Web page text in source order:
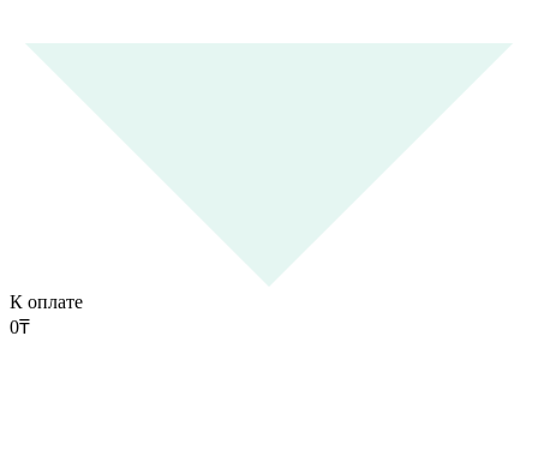
К оплате
0₸